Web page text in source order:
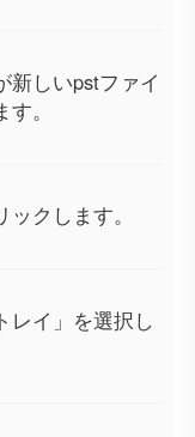
新しいpstファイ
。
クします。
レイ」を選択し